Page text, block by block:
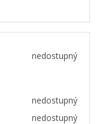
nedostupný
nedostupný
nedostupný